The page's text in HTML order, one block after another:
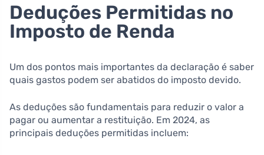
Deduções Permitidas no
Imposto de Renda
Um dos pontos mais importantes da declaração é saber
quais gastos podem ser abatidos do imposto devido.
As deduções são fundamentais para reduzir o valor a
pagar ou aumentar a restituição. Em 2024, as
principais deduções permitidas incluem: